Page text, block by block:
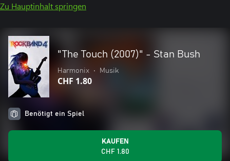
Zu Hauptinhalt springen
"The Touch (2007)" - Stan Bush
Harmonix • Musik
CHF 1.80
Benötigt ein Spiel
KAUFEN
CHF 1.80